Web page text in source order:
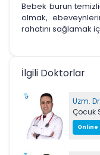
Bebek burun
olmak,
rahatını sağlamak
İlgili Doktorlar
Uzm.
Çocuk
Online